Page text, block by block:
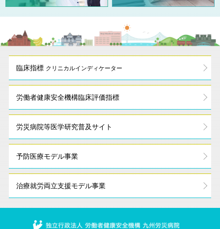
臨床指標 クリニカルインディケーター
労働者健康安全機構臨床評価指標
労災病院等医学研究普及サイト
予防医療モデル事業
治療就労両立支援モデル事業